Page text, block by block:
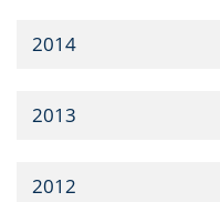
2014
2013
2012